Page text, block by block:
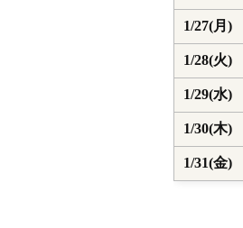
1/27(月)
1/28(火)
1/29(水)
1/30(木)
1/31(金)